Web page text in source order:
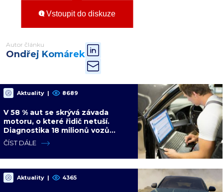
Vstoupit do diskuze
Autor článku
Ondřej Komárek
Aktuality | 8689
V 58 % aut se skrývá závada
motoru, o které řidič netuší.
Diagnostika 18 milionů vozů
ukázala dalších 4 slabých míst
ČÍST DÁLE
Aktuality | 4365